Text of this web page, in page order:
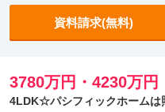
資料請求(無料)
3780万円・4230万円
4LDK☆パシフィックホーム